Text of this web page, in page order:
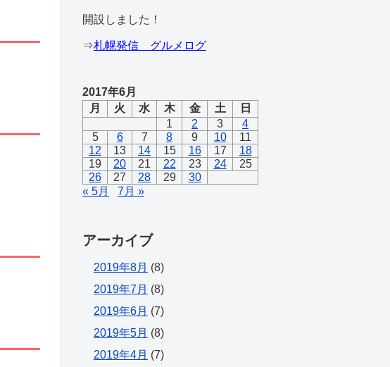
開設しました！
⇒札幌発信 グルメログ
2017年6月
月
火 水 木 金 土
日
1
2 3
4
5
6 7 8 9 10
11
12
13 14 15 16 17
18
19
20 21 22 23 24
25
26
27 28 29
30
« 5月
7月 »
アーカイブ
2019年8月 (8)
2019年7月 (8)
2019年6月 (7)
2019年5月 (8)
2019年4月 (7)